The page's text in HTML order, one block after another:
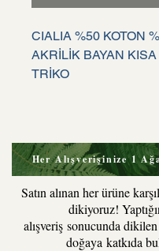
CIALIA %50 KOTON
AKRİLİK BAYAN KISA
TRİKO
Her Alışverişinize 1
Satın alınan her ürüne
dikiyoruz!
alışveriş sonucunda
doğaya katkıda